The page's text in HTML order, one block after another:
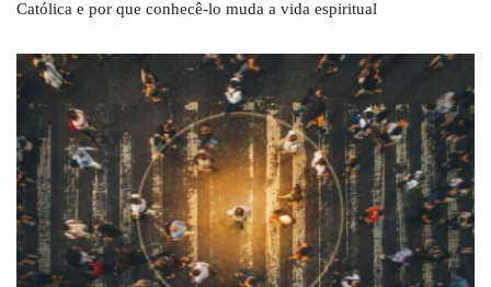
Católica e por que conhecê-lo muda a vida espiritual